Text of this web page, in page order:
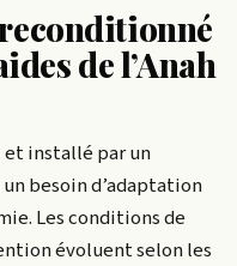
de l’Anah
et installé par un
besoin d’adaptation
Les conditions de
évoluent selon les